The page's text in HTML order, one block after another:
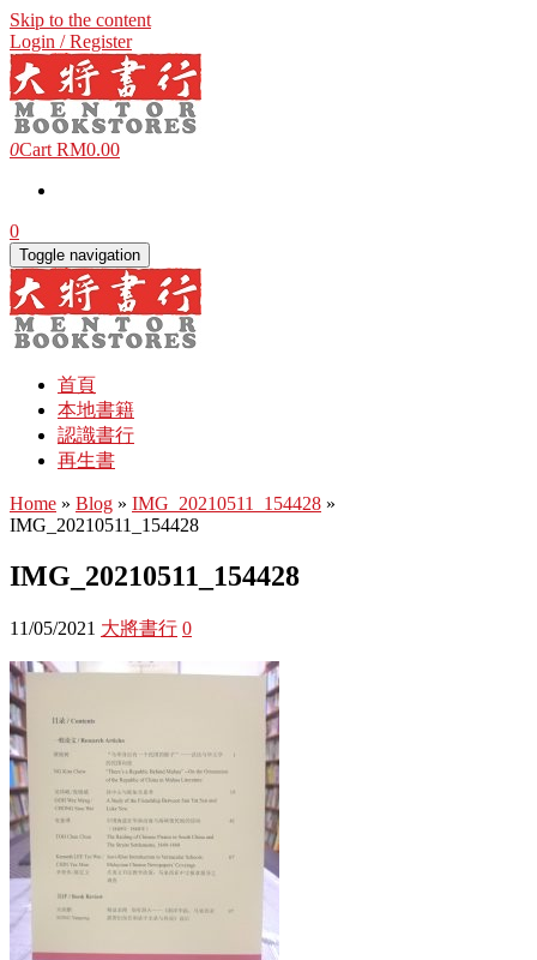
Skip to the content
Login / Register
0Cart RM0.00
0
Toggle navigation
首頁
本地書籍
認識書行
再生書
Home » Blog » IMG_20210511_154428 »
IMG_20210511_154428
IMG_20210511_154428
11/05/2021 大將書行 0